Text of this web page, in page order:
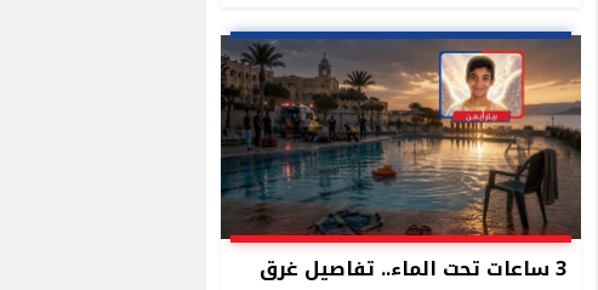
3 ساعات تحت الماء.. تفاصيل غرق